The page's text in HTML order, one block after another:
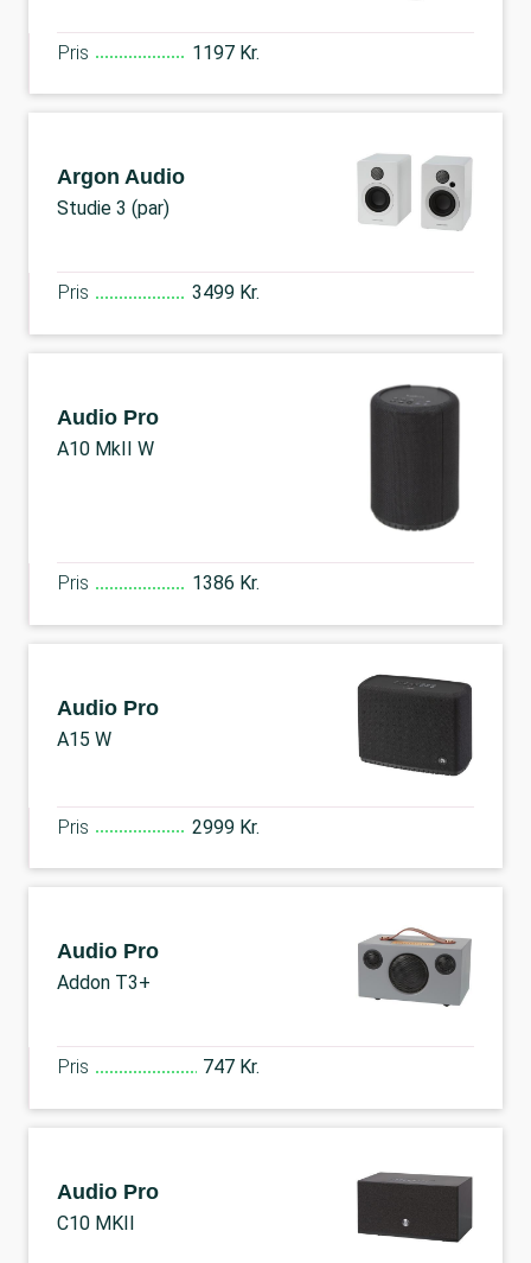
Pris 1197 Kr.
Argon Audio
Studie 3 (par)
Pris 3499 Kr.
Audio Pro
A10 MkII W
Pris 1386 Kr.
Audio Pro
A15 W
Pris 2999 Kr.
Audio Pro
Addon T3+
Pris 747 Kr.
Audio Pro
C10 MKII